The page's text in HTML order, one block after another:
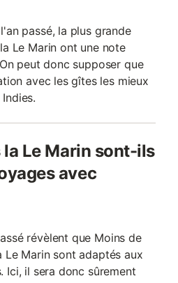
passé, la plus grande
Le Marin ont une note
peut donc supposer que
avec les gîtes les mieux
la Le Marin sont-ils
avec
révèlent que Moins de
Le Marin sont adaptés aux
Ici, il sera donc sûrement